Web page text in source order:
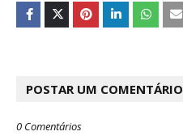
POSTAR UM COMENTÁRIO
0 Comentários